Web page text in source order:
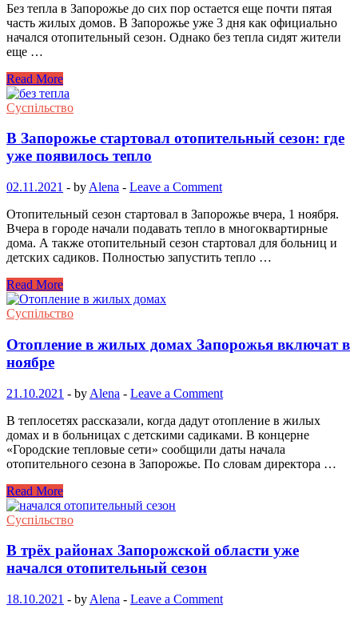
Без тепла в Запорожье до сих пор остается еще почти пятая
часть жилых домов. В Запорожье уже 3 дня как официально
начался отопительный сезон. Однако без тепла сидят жители
еще …
Read More
Суспільство
В Запорожье стартовал отопительный сезон: где
уже появилось тепло
02.11.2021 - by Alena - Leave a Comment
Отопительный сезон стартовал в Запорожье вчера, 1 ноября.
Вчера в городе начали подавать тепло в многоквартирные
дома. А также отопительный сезон стартовал для больниц и
детских садиков. Полностью запустить тепло …
Read More
Суспільство
Отопление в жилых домах Запорожья включат в
ноябре
21.10.2021 - by Alena - Leave a Comment
В теплосетях рассказали, когда дадут отопление в жилых
домах и в больницах с детскими садиками. В концерне
«Городские тепловые сети» сообщили даты начала
отопительного сезона в Запорожье. По словам директора …
Read More
Суспільство
В трёх районах Запорожской области уже
начался отопительный сезон
18.10.2021 - by Alena - Leave a Comment